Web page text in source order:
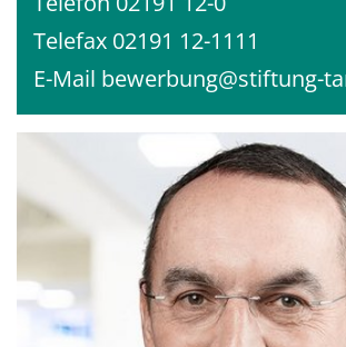
Telefax 02191 12-1111
E-Mail bewerbung@stiftung-